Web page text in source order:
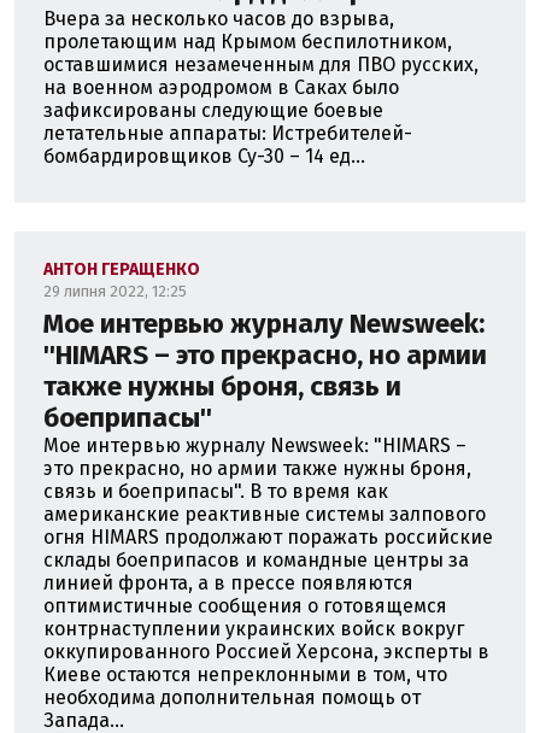
Вчера за несколько часов до взрыва,
пролетающим над Крымом беспилотником,
оставшимися незамеченным для ПВО русских,
на военном аэродромом в Саках было
зафиксированы следующие боевые
летательные аппараты: Истребителей-
бомбардировщиков Су-30 – 14 ед...
АНТОН ГЕРАЩЕНКО
29 липня 2022, 12:25
Мое интервью журналу Newsweek:
''HIMARS – это прекрасно, но армии
также нужны броня, связь и
боеприпасы''
Мое интервью журналу Newsweek: "HIMARS –
это прекрасно, но армии также нужны броня,
связь и боеприпасы". В то время как
американские реактивные системы залпового
огня HIMARS продолжают поражать российские
склады боеприпасов и командные центры за
линией фронта, а в прессе появляются
оптимистичные сообщения о готовящемся
контрнаступлении украинских войск вокруг
оккупированного Россией Херсона, эксперты в
Киеве остаются непреклонными в том, что
необходима дополнительная помощь от
Запада...